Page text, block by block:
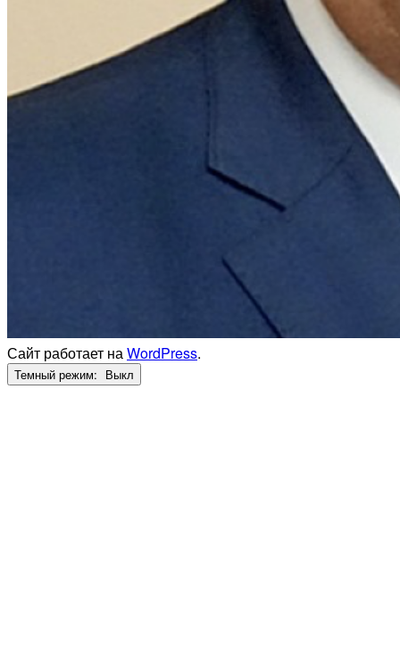
Сайт работает наWordPress.
Темный режим: